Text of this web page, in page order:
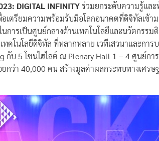
DIGITAL INFINITYร่วมยกระดับความรู้แล
เตรียมความพร้อมรับมือโลกอนาคตที่ดิจิทัลเข้า
การเป็นศูนย์กลางด้านเทคโนโลยีและนวัตกรรม
ทคโนโลยีดิจิทัล ที่หลากหลาย เวทีเสวนาและกา
กับ 5 โซนไฮไลต์ ณ Plenary Hall 1 – 4 ศูนย์กา
กว่า 40,000 คน สร้างมูลค่าผลกระทบทางเศรษ